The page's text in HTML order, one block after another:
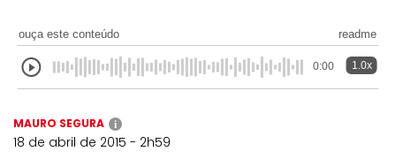
ouça este conteúdo readme
0:00 1.0x
MAURO SEGURA i
18 de abril de 2015 - 2h59